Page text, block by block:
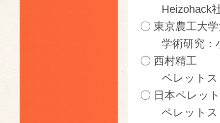
Heizohack社
〇 東京農工大
学術研究：小
〇 西村精工
ペレットス
〇 日本ペレッ
ペレットス